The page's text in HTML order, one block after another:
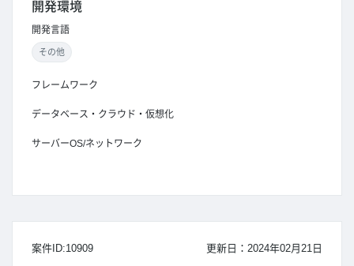
開発環境
開発言語
その他
フレームワーク
データベース・クラウド・仮想化
サーバーOS/ネットワーク
更新日：2024年02月21日
案件ID:10909